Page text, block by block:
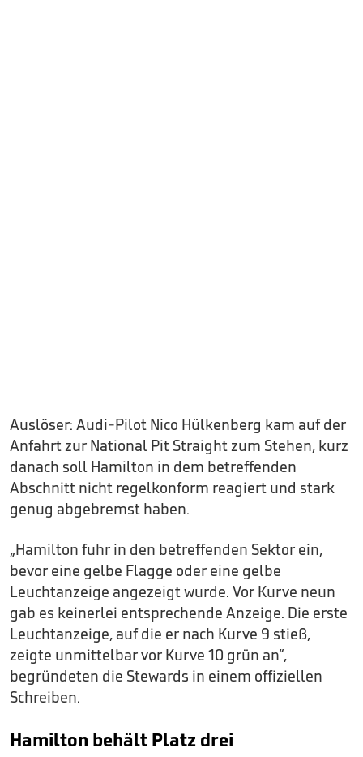
Auslöser: Audi-Pilot Nico Hülkenberg kam auf der
Anfahrt zur National Pit Straight zum Stehen, kurz
danach soll Hamilton in dem betreffenden
Abschnitt nicht regelkonform reagiert und stark
genug abgebremst haben.
„Hamilton fuhr in den betreffenden Sektor ein,
bevor eine gelbe Flagge oder eine gelbe
Leuchtanzeige angezeigt wurde. Vor Kurve neun
gab es keinerlei entsprechende Anzeige. Die erste
Leuchtanzeige, auf die er nach Kurve 9 stieß,
zeigte unmittelbar vor Kurve 10 grün an“,
begründeten die Stewards in einem offiziellen
Schreiben.
Hamilton behält Platz drei